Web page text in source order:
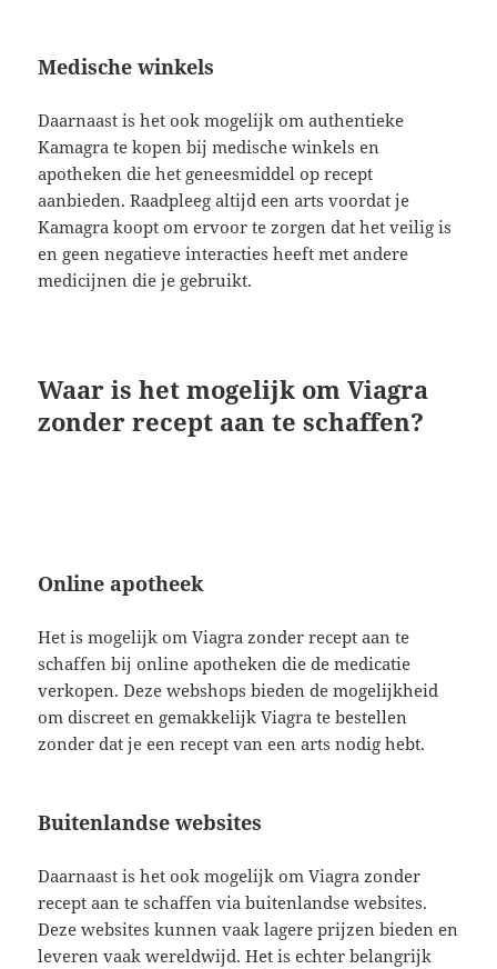
Medische winkels
Daarnaast is het ook mogelijk om authentieke
Kamagra te kopen bij medische winkels en
apotheken die het geneesmiddel op recept
aanbieden. Raadpleeg altijd een arts voordat je
Kamagra koopt om ervoor te zorgen dat het veilig is
en geen negatieve interacties heeft met andere
medicijnen die je gebruikt.
Waar is het mogelijk om Viagra
zonder recept aan te schaffen?
Online apotheek
Het is mogelijk om Viagra zonder recept aan te
schaffen bij online apotheken die de medicatie
verkopen. Deze webshops bieden de mogelijkheid
om discreet en gemakkelijk Viagra te bestellen
zonder dat je een recept van een arts nodig hebt.
Buitenlandse websites
Daarnaast is het ook mogelijk om Viagra zonder
recept aan te schaffen via buitenlandse websites.
Deze websites kunnen vaak lagere prijzen bieden en
leveren vaak wereldwijd. Het is echter belangrijk